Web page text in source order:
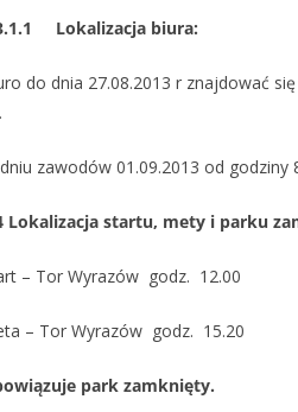
Lokalizacja biura:
do dnia 27.08.2013 r znajdować
zawodów 01.09.2013 od godziny
Lokalizacja startu, mety i parku
– Tor Wyrazów godz. 12.00
– Tor Wyrazów godz. 15.20
park zamknięty.